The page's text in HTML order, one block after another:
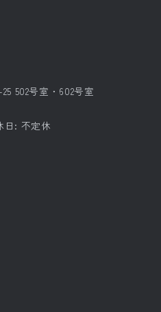
502号室・602号室
日: 不定休